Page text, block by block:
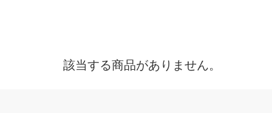
該当する商品がありません。